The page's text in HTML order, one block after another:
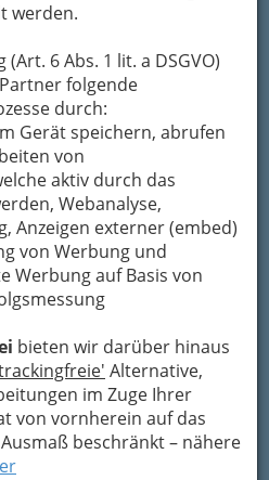
werden.
6 Abs. 1 lit. a DSGVO)
folgende
durch:
Gerät speichern, abrufen
von
aktiv durch das
Webanalyse,
Anzeigen externer (embed)
von Werbung und
Werbung auf Basis von
bieten wir darüber hinaus
Alternative,
im Zuge Ihrer
von vornherein auf das
beschränkt – nähere
oder einfach nur als
eigenenVereinslokalen
gibt’s hier
eine Übersicht der
Graz Umgebung..
!
Alle Bezirke
von
Graz